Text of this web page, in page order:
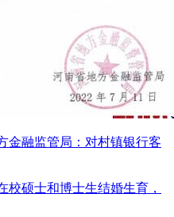
金融监管局：对村镇银行客
校硕士和博士生结婚生育，